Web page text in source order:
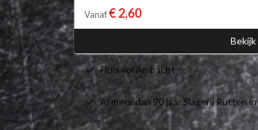
Vanaf € 2,60
Huis vol Ambacht
Al meer dan 90 jaar Slagerij Rutten